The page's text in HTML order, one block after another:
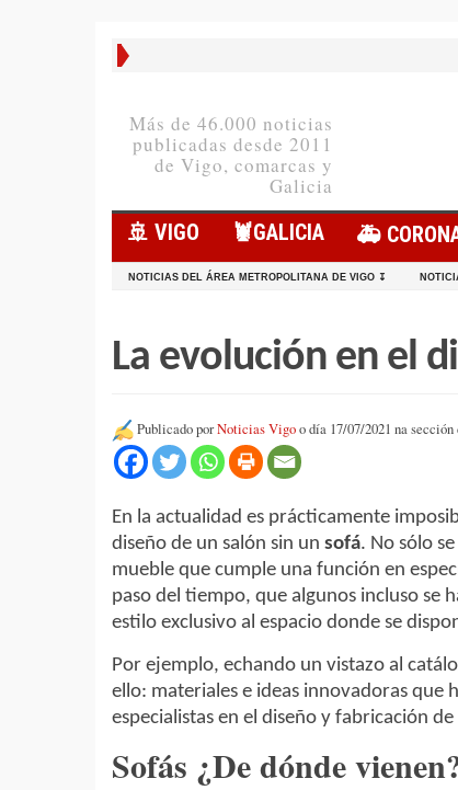
Más de 46.000 noticias
publicadas desde 2011
de Vigo, comarcas y
Galicia
🚢 VIGO 🦞️GALICIA 🚑
NOTICIAS DEL ÁREA METROPOLITANA DE VIGO ↧
La evolución en el
Publicado porNoticias Vigoo día 17/07/2021 na sección
En la actualidad es prácticamente
diseño de un salón sin un sofá. No sólo
mueble que cumple una función en
paso del tiempo, que algunos incluso se
estilo exclusivo al espacio donde se
Por ejemplo, echando un vistazo al
ello: materiales e ideas innovadoras que
especialistas en el diseño y fabricación de
Sofás ¿De dónde